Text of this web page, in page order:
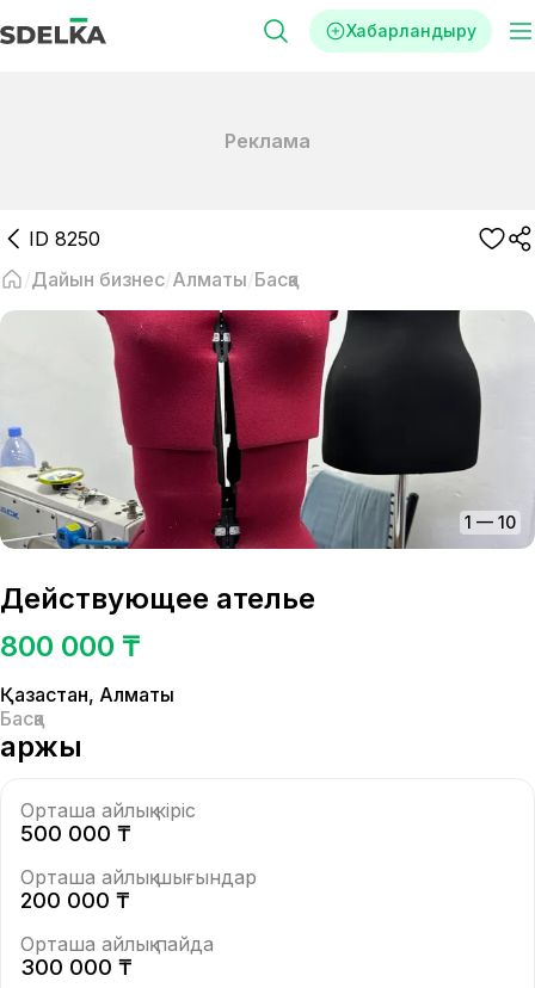
Хабарландыру
Реклама
ID 8250
Дайын бизнес Алматы Басқа
1 — 10
Действующее ателье
800 000 ₸
Қазақстан, Алматы
Басқа
Қаржы
Орташа айлық кіріс
500 000 ₸
Орташа айлық шығындар
200 000 ₸
Орташа айлық пайда
300 000 ₸